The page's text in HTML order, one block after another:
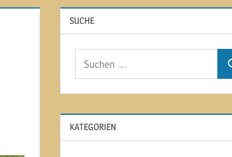
SUCHE
KATEGORIEN